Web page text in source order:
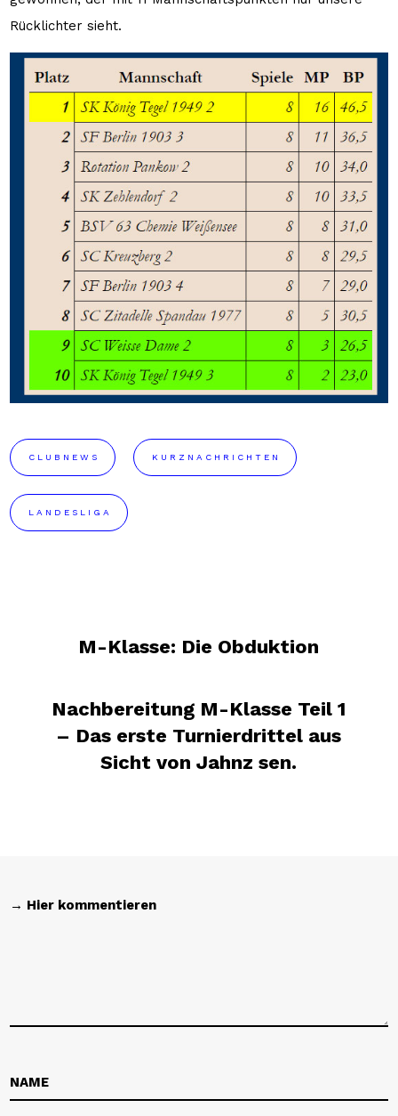
Rücklichter sieht.
CLUBNEWS KURZNACHRICHTEN
LANDESLIGA
M-Klasse: Die Obduktion
Nachbereitung M-Klasse Teil 1
– Das erste Turnierdrittel aus
Sicht von Jahnz sen.